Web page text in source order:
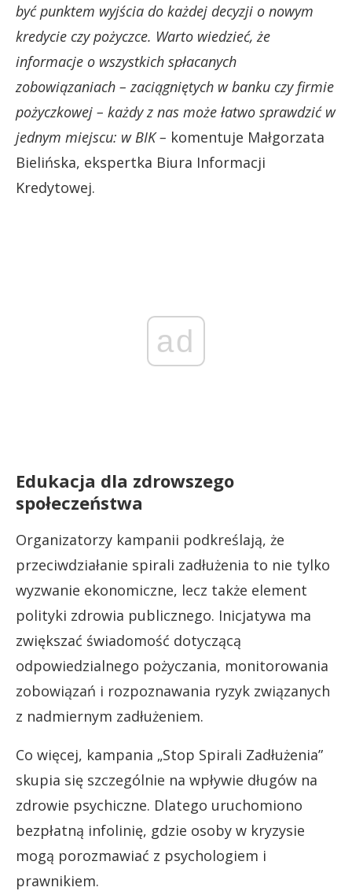
być punktem wyjścia do każdej decyzji o nowym
kredycie czy pożyczce. Warto wiedzieć, że
informacje o wszystkich spłacanych
zobowiązaniach – zaciągniętych w banku czy firmie
pożyczkowej – każdy z nas może łatwo sprawdzić w
jednym miejscu: w BIK – komentuje Małgorzata
Bielińska, ekspertka Biura Informacji
Kredytowej.
ad
Edukacja dla zdrowszego
społeczeństwa
Organizatorzy kampanii podkreślają, że
przeciwdziałanie spirali zadłużenia to nie tylko
wyzwanie ekonomiczne, lecz także element
polityki zdrowia publicznego. Inicjatywa ma
zwiększać świadomość dotyczącą
odpowiedzialnego pożyczania, monitorowania
zobowiązań i rozpoznawania ryzyk związanych
z nadmiernym zadłużeniem.
Co więcej, kampania „Stop Spirali Zadłużenia”
skupia się szczególnie na wpływie długów na
zdrowie psychiczne. Dlatego uruchomiono
bezpłatną infolinię, gdzie osoby w kryzysie
mogą porozmawiać z psychologiem i
prawnikiem.